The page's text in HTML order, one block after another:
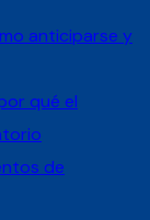
anticiparse y
qué el
de